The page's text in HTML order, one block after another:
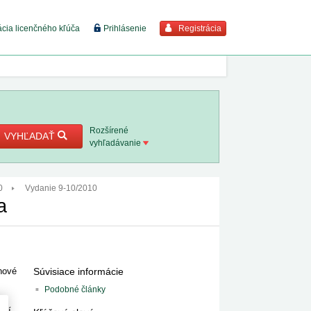
licenčného kľúča Prihlásenie Registrácia
viac
8. 2026
18. 8.
2. 8.
8. 2026
VYHĽADAŤ
Rozšírené
vyhľadávanie
Vydanie 9-10/2010
Súvisiace informácie
Podobné články